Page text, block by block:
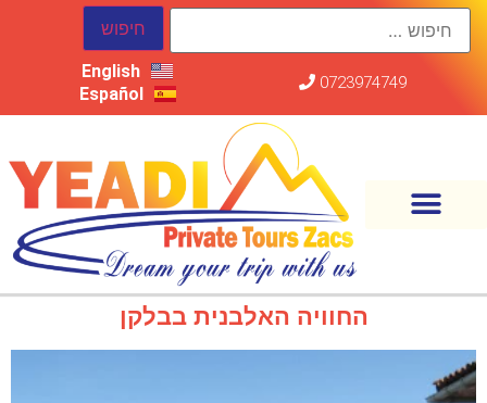
0723974749
English
Español
החוויה האלבנית בבלקן